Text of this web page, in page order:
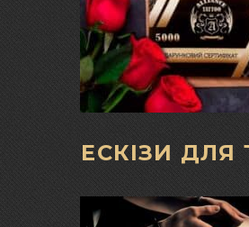
ЕСКІЗИ ДЛЯ